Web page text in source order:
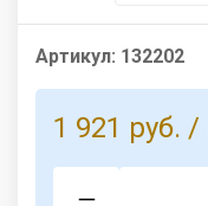
Артикул: 132202
1 921 руб. /